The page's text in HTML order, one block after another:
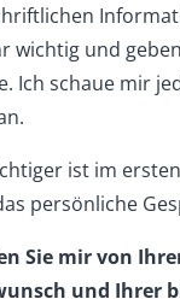
wichtig und
Ich schaue mir
ist im
persönliche
Sie mir von
und Ihrer